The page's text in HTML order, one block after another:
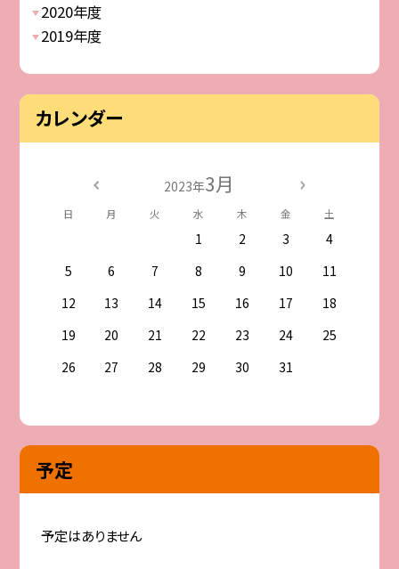
2020年度
2019年度
カレンダー
2023年3月
日 月 火 水 木 金 土
1 2 3
4
5
6 7 8 9 10
11
12
13 14 15 16 17
18
19
20 21 22 23 24
25
26
27 28 29 30 31
予定
予定はありません